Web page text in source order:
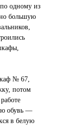
одному из
большую
№ 67,
потом
обувь —
в белую